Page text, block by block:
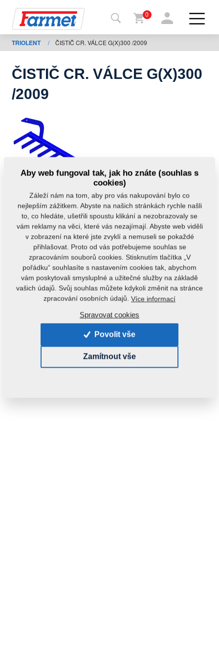
Zpět
na
shop
Moje
stroje
stažení
0
TRIOLENT / ČISTIČ CR. VÁLCE G(X)300 /2009
ČISTIČ CR. VÁLCE G(X)300
/2009
2000416
Tento díl je použitelný i pro následující stroje:
Aby web fungoval tak, jak ho znáte (souhlas s
cookies)
Záleží nám na tom, aby pro vás nakupování bylo co
nejlepším zážitkem. Abyste na našich stránkách rychle našli
to, co hledáte, ušetřili spoustu klikání a nezobrazovaly se
vám reklamy na věci, které vás nezajímají. Abyste web viděli
v zobrazení na které jste zvyklí a nemuseli se pokaždé
přihlašovat. Proto od vás potřebujeme souhlas se
zpracováním souborů cookies. Stisknutím tlačítka „V
pořádku“ souhlasíte s nastavením cookies tak, abychom
vám poskytovali smysluplné a užitečné služby na základě
vašich údajů. Svůj souhlas můžete kdykoli změnit na stránce
zpracování osobních údajů. Více informací
Spravovat cookies
Povolit vše
Zamítnout vše